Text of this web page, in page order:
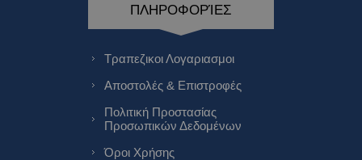
ΠΛΗΡΟΦΟΡΊΕΣ
Τραπεζικοι Λογαριασμοι
Αποστολές & Επιστροφές
Πολιτική Προστασίας
Προσωπικών Δεδομένων
Όροι Χρήσης